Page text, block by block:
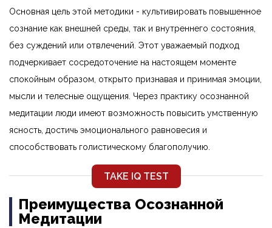
Основная цель этой методики - культивировать повышенное
сознание как внешней среды, так и внутреннего состояния,
без суждений или отвлечений. Этот уважаемый подход
подчеркивает сосредоточение на настоящем моменте
спокойным образом, открыто признавая и принимая эмоции,
мысли и телесные ощущения. Через практику осознанной
медитации люди имеют возможность повысить умственную
ясность, достичь эмоционального равновесия и
способствовать голистическому благополучию.
TAKE IQ TEST
Преимущества Осознанной
Медитации